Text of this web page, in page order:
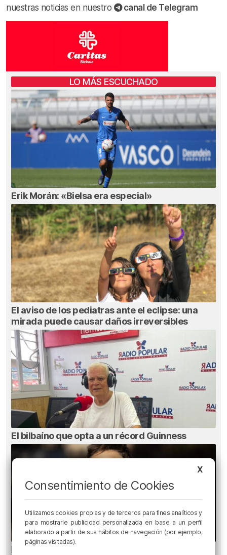
nuestras noticias en nuestro
canal de Telegram
LO MÁS ESCUCHADO
Erik Morán: «Bielsa era especial»
El aviso de los pediatras ante el eclipse: una
mirada puede causar daños irreversibles
El bilbaíno que opta a un récord Guinness
Ni gafas de sol ni radiografías: los errores que
X
Consentimiento de Cookies
Utilizamos cookies propias y de terceros para fines analíticos y
para mostrarle publicidad personalizada en base a un perfil
elaborado a partir de sus hábitos de navegación (por ejemplo,
páginas visitadas).